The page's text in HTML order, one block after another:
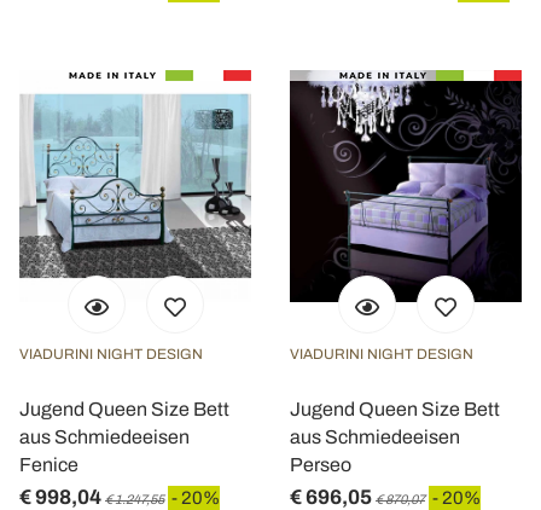
VIADURINI NIGHT DESIGN
Jugend Queen Size Bett
aus Schmiedeeisen
Fenice
€ 998,04 € 1.247,55 - 20%
VIADURINI NIGHT DESIGN
Jugend Queen Size Bett
aus Schmiedeeisen
Perseo
€ 696,05 € 870,07 - 20%